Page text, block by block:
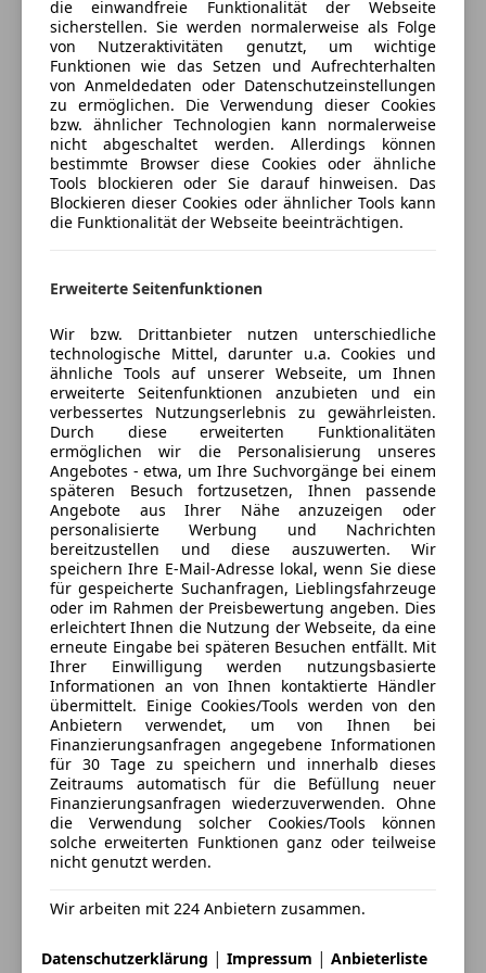
ABS
Abstandstempomat
Abstandswarner
Beifahrerairbag
ESP
Fahrerairbag
Fernlichtassistent
Geschwindigkeits-begrenzungsanlage
Müdigkeitswarnsystem
Notbremsassistent
Notrufsystem
Reifendruckkontrollsystem
Seitenairbag
Servolenkung
Spurhalteassistent
Tagfahrlicht
Traktionskontrolle
Verkehrszeichenerkennung
Voll-LED Scheinwerfer
Wegfahrsperre
Zentralverriegelung
Extras
Alufelgen
Ambientebeleuchtung
Elektronische Parkbremse
Gepäckraumabtrennung
Innenspiegel automatisch abblendend
Pannenkit
Sprachsteuerung
INTERIEUR
Klimaautomatik 1 Zone
* Ablagefach in Mittelarmlehne vorne
* Ambiente Beleuchtung LED
* Dachhimmel grau
* Doppelter Gepäckraumboden
* Fahrersitz manuel höhenverstellbar
* Fensterheber elektrisch vorne und hinten
* Gepäckraumabdeckung
* Innenspiegel automatisch abblendend
* Lederlenkrad längs- und höhenverstellbar
* Lederschaltknauf
* Lenkradheizung
* Rücksitzbank geteilt umklappbar (60:40)
* Sitzbezug Stoff
* Sitzheizung für Fahrer und Beifahrer
* Textilfußmatten vorne
* Ablagefächer in den Türen vorne und hinten
* Getränkehalter vorne
* Sonnenblenden mit Make-up-Spiegeln
* Startknopf
LICHT & SICHT
* LED-Heckleuchten
* LED-Nebelscheinwerfer
* Scheinwerferhöhenverstellung manuell
* Seitenscheiben hinten und Heckscheibe
abgedunkelt
* Rundumverglasung getönt
RÄDER
* Reifendruckwarnsystem
* Reifenreparaturkit mit Kompressor und
anpassen
Freischaden-Gutschein ab Stufe 0
Auto einfach online versichern & Rabatt holen
Jetzt berechnen
Bernhard Kandl Autohandel GmbH
Sternebewertung 4.5 von 5
4,5 Sterne
(62% Weiterempfehlungen)
Anbieter auf AutoScout24 seit 2022
Favoritner Gewerbering 26,
1100 Wien, AT
Kontakt
Bernhard Kandl Automobil GmbH
Alle Fahrzeuge des Anbieters
Anbieter kontaktieren
Deine Nachricht
die einwandfreie Funktionalität der Webseite
sicherstellen. Sie werden normalerweise als Folge
von Nutzeraktivitäten genutzt, um wichtige
Funktionen wie das Setzen und Aufrechterhalten
von Anmeldedaten oder Datenschutzeinstellungen
zu ermöglichen. Die Verwendung dieser Cookies
bzw. ähnlicher Technologien kann normalerweise
nicht abgeschaltet werden. Allerdings können
bestimmte Browser diese Cookies oder ähnliche
Tools blockieren oder Sie darauf hinweisen. Das
Blockieren dieser Cookies oder ähnlicher Tools kann
die Funktionalität der Webseite beeinträchtigen.
Erweiterte Seitenfunktionen
Wir bzw. Drittanbieter nutzen unterschiedliche
technologische Mittel, darunter u.a. Cookies und
ähnliche Tools auf unserer Webseite, um Ihnen
erweiterte Seitenfunktionen anzubieten und ein
verbessertes Nutzungserlebnis zu gewährleisten.
Durch diese erweiterten Funktionalitäten
ermöglichen wir die Personalisierung unseres
Angebotes - etwa, um Ihre Suchvorgänge bei einem
späteren Besuch fortzusetzen, Ihnen passende
Angebote aus Ihrer Nähe anzuzeigen oder
personalisierte Werbung und Nachrichten
bereitzustellen und diese auszuwerten. Wir
speichern Ihre E-Mail-Adresse lokal, wenn Sie diese
für gespeicherte Suchanfragen, Lieblingsfahrzeuge
oder im Rahmen der Preisbewertung angeben. Dies
erleichtert Ihnen die Nutzung der Webseite, da eine
erneute Eingabe bei späteren Besuchen entfällt. Mit
Ihrer Einwilligung werden nutzungsbasierte
Informationen an von Ihnen kontaktierte Händler
übermittelt. Einige Cookies/Tools werden von den
Anbietern verwendet, um von Ihnen bei
Finanzierungsanfragen angegebene Informationen
für 30 Tage zu speichern und innerhalb dieses
Zeitraums automatisch für die Befüllung neuer
Finanzierungsanfragen wiederzuverwenden. Ohne
die Verwendung solcher Cookies/Tools können
solche erweiterten Funktionen ganz oder teilweise
nicht genutzt werden.
Wir arbeiten mit 224 Anbietern zusammen.
Datenschutzerklärung | Impressum | Anbieterliste